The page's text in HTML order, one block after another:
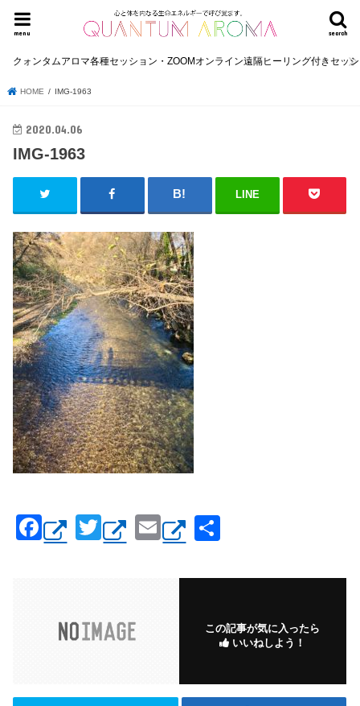
search
menu
クォンタムアロマ各種セッション・ZOOMオンライン遠隔ヒーリング付きセッ
HOME IMG-1963
2020.04.06
IMG-1963
LINE
F
a
T
wi
E
m
ail
この記事が気に入ったら
いいねしよう！